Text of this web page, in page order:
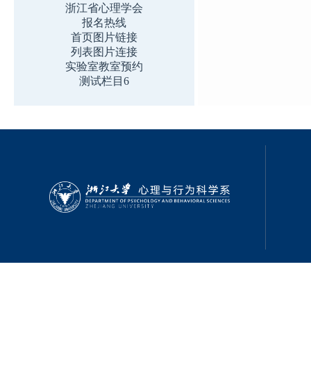
浙江省心理学会
报名热线
首页图片链接
列表图片连接
实验室教室预约
测试栏目6